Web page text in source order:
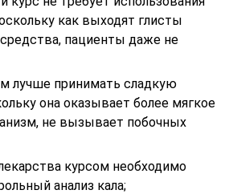
как выходят глисты
пациенты даже не
лучше принимать сладкую
она оказывает более мягкое
не вызывает побочных
курсом необходимо
анализ кала;